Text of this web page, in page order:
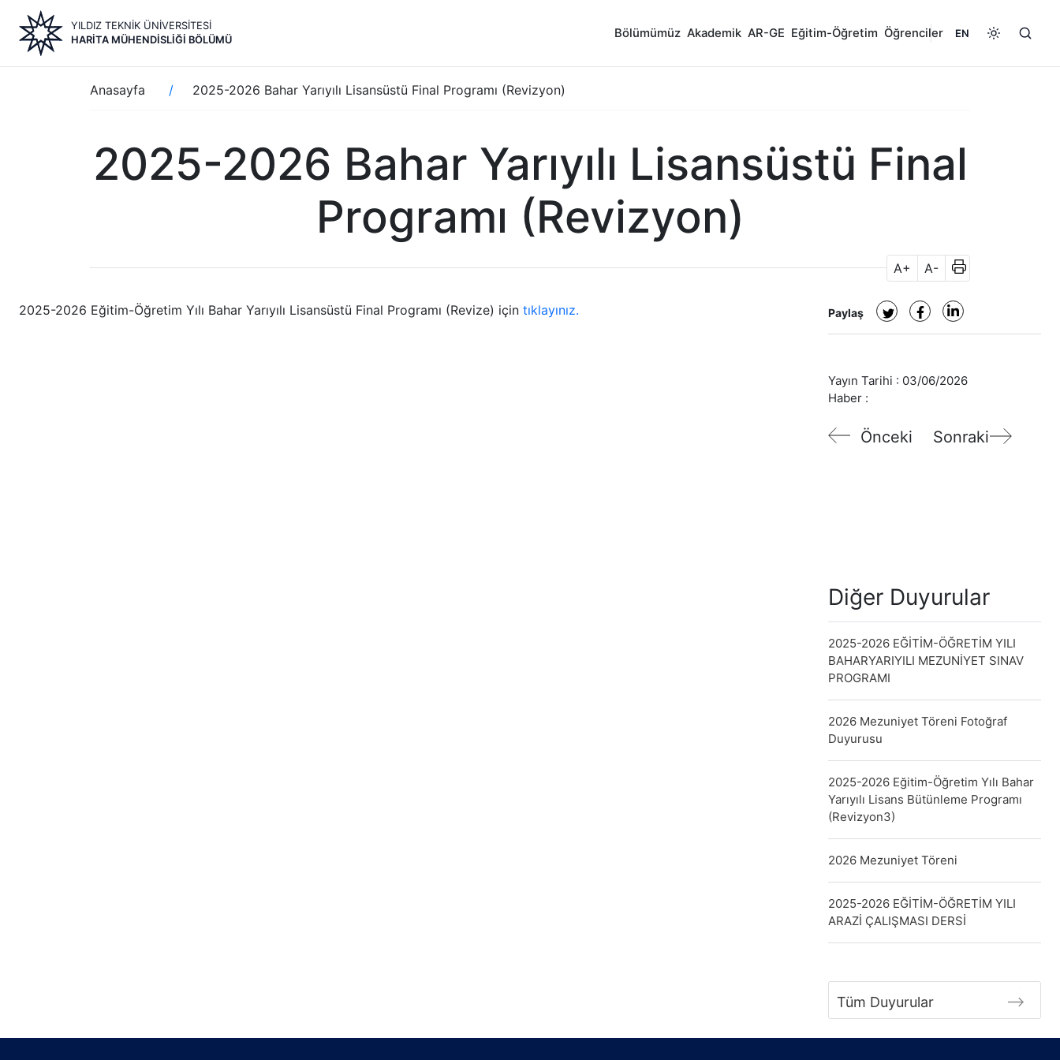
içeriğe
YILDIZ TEKNİK ÜNİVERSİTESİ
HARITA MÜHENDISLIĞI BÖLÜMÜ
Bölümümüz Akademik AR-GE Eğitim-Öğretim Öğrenciler EN
Sayfa
yolu
Anasayfa 2025-2026 Bahar Yarıyılı Lisansüstü Final Programı (Revizyon)
2025-2026 Bahar Yarıyılı Lisansüstü Final
Programı (Revizyon)
A+ A-
2025-2026 Eğitim-Öğretim Yılı Bahar Yarıyılı Lisansüstü Final Programı (Revize) için tıklayınız. Paylaş
Yayın Tarihi : 03/06/2026
Haber :
Önceki Sonraki
Diğer Duyurular
2025-2026 EĞİTİM-ÖĞRETİM YILI
BAHARYARIYILI MEZUNİYET SINAV
PROGRAMI
2026 Mezuniyet Töreni Fotoğraf
Duyurusu
2025-2026 Eğitim-Öğretim Yılı Bahar
Yarıyılı Lisans Bütünleme Programı
(Revizyon3)
2026 Mezuniyet Töreni
2025-2026 EĞİTİM-ÖĞRETİM YILI
ARAZİ ÇALIŞMASI DERSİ
Tüm Duyurular